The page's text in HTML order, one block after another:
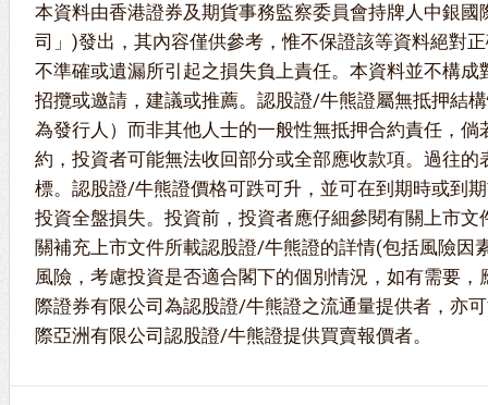
本資料由香港證券及期貨事務監察委員會持牌人中銀國
司」)發出，其內容僅供參考，惟不保證該等資料絕對
不準確或遺漏所引起之損失負上責任。本資料並不構成
招攬或邀請，建議或推薦。認股證/牛熊證屬無抵押結
為發行人）而非其他人士的一般性無抵押合約責任，倘
約，投資者可能無法收回部分或全部應收款項。過往的
標。認股證/牛熊證價格可跌可升，並可在到期時或到
投資全盤損失。投資前，投資者應仔細參閱有關上市
關補充上市文件所載認股證/牛熊證的詳情(包括風險因
風險，考慮投資是否適合閣下的個別情況，如有需要，
際證券有限公司為認股證/牛熊證之流通量提供者，亦
際亞洲有限公司認股證/牛熊證提供買賣報價者。